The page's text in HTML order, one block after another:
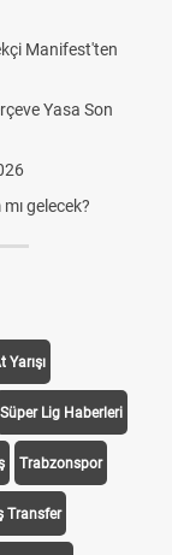
Manifest'ten
Yasa Son
gelecek?
Yarışı
Süper Lig Haberleri
Trabzonspor
Transfer